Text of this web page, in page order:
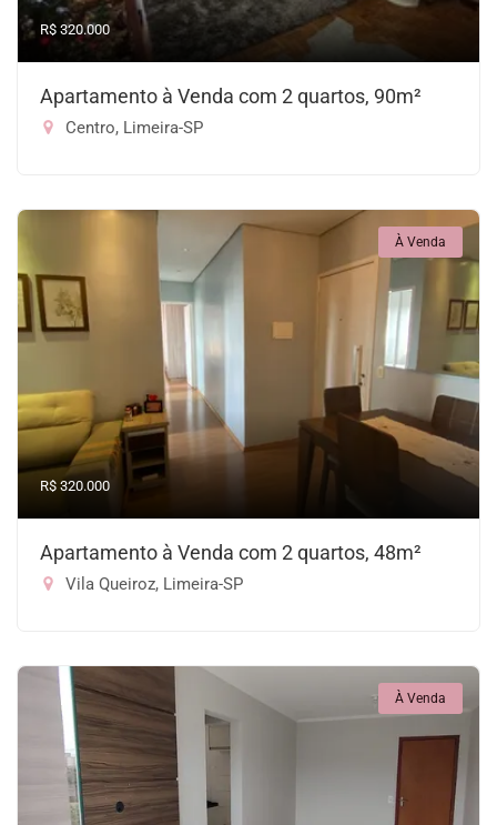
R$ 320.000
Apartamento à Venda com 2 quartos, 90m²
Centro, Limeira-SP
À Venda
R$ 320.000
Apartamento à Venda com 2 quartos, 48m²
Vila Queiroz, Limeira-SP
À Venda